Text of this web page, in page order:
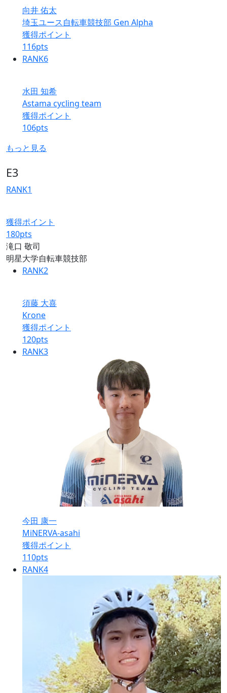
向井 佑太
埼玉ユース自転車競技部 Gen Alpha
獲得ポイント
116pts
RANK6
水田 知希
Astama cycling team
獲得ポイント
106pts
もっと見る
E3
RANK1
獲得ポイント
180pts
滝口 敬司
明星大学自転車競技部
RANK2
須藤 大喜
Krone
獲得ポイント
120pts
RANK3
今田 康一
MiNERVA-asahi
獲得ポイント
110pts
RANK4